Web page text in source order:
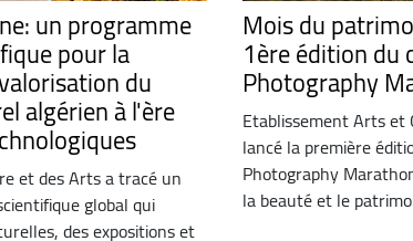
un programme
pour la
du
algérien à l'ère
et des Arts a tracé un
global qui
des expositions et
Mois du
1ère édition du
Photography
Etablissement Arts et
lancé la première
Photography
la beauté et le